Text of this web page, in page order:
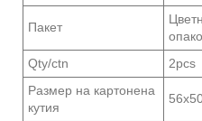
Пакет
Qty/ctn
2pcs
Размер на картонена
кутия